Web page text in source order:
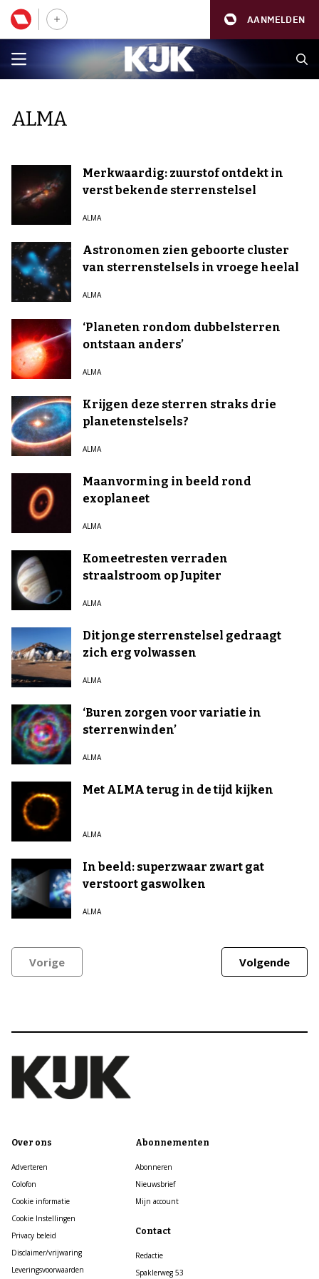
AANMELDEN
ALMA
Merkwaardig: zuurstof ontdekt in
verst bekende sterrenstelsel
ALMA
Astronomen zien geboorte cluster
van sterrenstelsels in vroege heelal
ALMA
‘Planeten rondom dubbelsterren
ontstaan anders’
ALMA
Krijgen deze sterren straks drie
planetenstelsels?
ALMA
Maanvorming in beeld rond
exoplaneet
ALMA
Komeetresten verraden
straalstroom op Jupiter
ALMA
Dit jonge sterrenstelsel gedraagt
zich erg volwassen
ALMA
‘Buren zorgen voor variatie in
sterrenwinden’
ALMA
Met ALMA terug in de tijd kijken
ALMA
In beeld: superzwaar zwart gat
verstoort gaswolken
ALMA
Vorige Volgende
Over ons
Adverteren
Colofon
Cookie informatie
Cookie Instellingen
Privacy beleid
Disclaimer/vrijwaring
Leveringsvoorwaarden
Abonnementen
Abonneren
Nieuwsbrief
Mijn account
Contact
Redactie
Spaklerweg 53